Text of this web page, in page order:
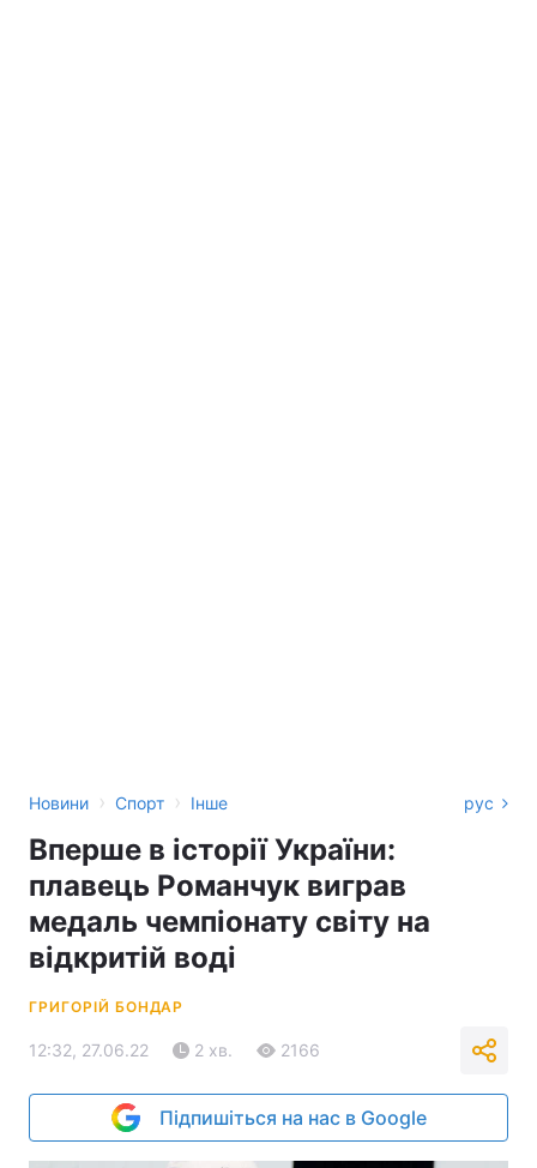
Новини › Спорт › Інше рус
Вперше в історії України:
плавець Романчук виграв
медаль чемпіонату світу на
відкритій воді
ГРИГОРІЙ БОНДАР
12:32, 27.06.22 2 хв. 2166
Підпишіться на нас в Google